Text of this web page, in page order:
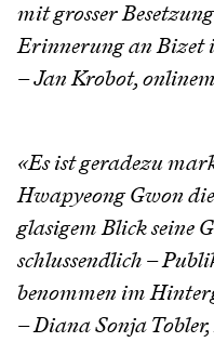
mit grosser
Erinnerung an Bizet
– Jan Krobot,
«Es ist geradezu
Hwapyeong Gwon
glasigem Blick seine
schlussendlich –
benommen im
– Diana Sonja